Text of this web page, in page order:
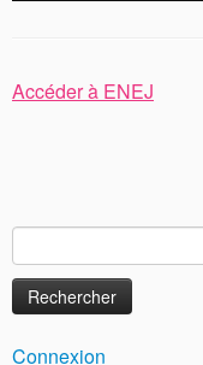
Accéder à ENEJ
Connexion